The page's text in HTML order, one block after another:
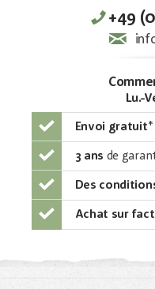
+49
Lu.-
Envoi gratuit*
3 ans de
Des
Achat sur